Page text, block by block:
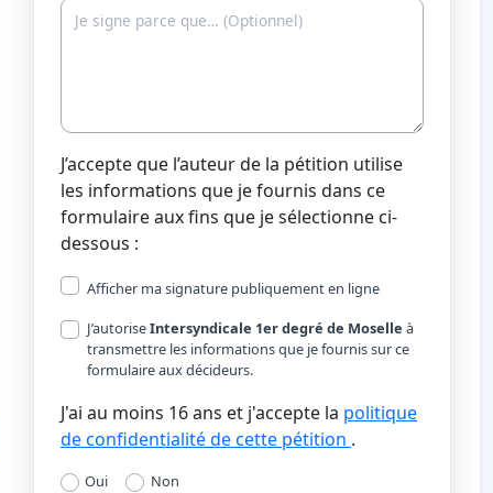
J’accepte que l’auteur de la pétition utilise
les informations que je fournis dans ce
formulaire aux fins que je sélectionne ci-
dessous :
Afficher ma signature publiquement en ligne
J’autoriseIntersyndicale 1er degré de Moselle à
transmettre les informations que je fournis sur ce
formulaire aux décideurs.
J'ai au moins 16 ans et j'accepte la politique
de confidentialité de cette pétition .
Oui Non